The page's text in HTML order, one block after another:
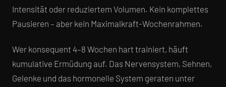
Intensität oder reduziertem Volumen. Kein komplettes
Pausieren – aber kein Maximalkraft-Wochenrahmen.
Wer konsequent 4–8 Wochen hart trainiert, häuft
kumulative Ermüdung auf. Das Nervensystem, Sehnen,
Gelenke und das hormonelle System geraten unter